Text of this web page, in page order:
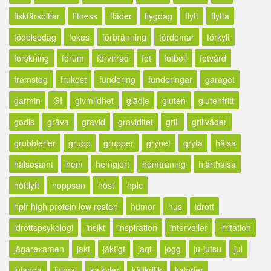
fiskfärsbiffar
fitness fläder flygdag flytt
flytta
födelsedag
fokus förbränning fördomar
förkylt
forskning
forum förvirrad fot fotboll
fotvård
framsteg
frukost fundering funderingar
garaget
garmin
GI givmildhet glädje gluten
glutenfritt
godis
gräva gravid graviditet grill
grillväder
grubblerier
grupp grupper grynet gryta
hälsa
hälsosamt
hem hemgjort hemträning
hjärthälsa
höftlyft
hoppsan höst
hplc
hplr high protein low resten
humor hus
idrott
idrottspsykologi
insikt inspiration intervaller
irritation
jägarexamen
jakt jäktigt jaqt jogg ju-jutsu
jul